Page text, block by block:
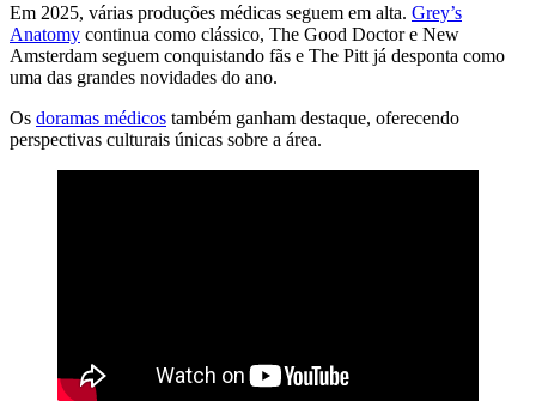
Em 2025, várias produções médicas seguem em alta. Grey’s
Anatomy continua como clássico, The Good Doctor e New
Amsterdam seguem conquistando fãs e The Pitt já desponta como
uma das grandes novidades do ano.
Os doramas médicos também ganham destaque, oferecendo
perspectivas culturais únicas sobre a área.